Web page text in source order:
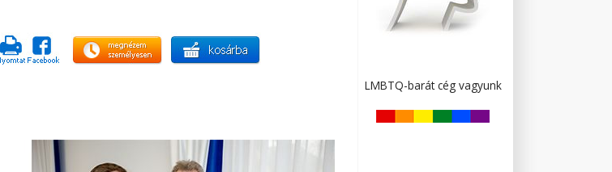
LMBTQ-barát cég vagyunk